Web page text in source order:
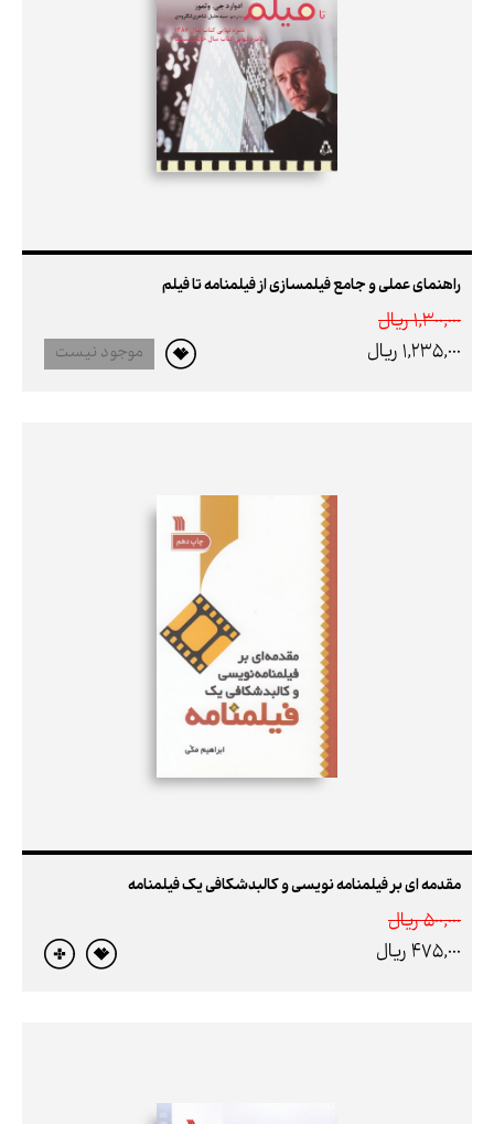
راهنمای عملی و جامع فیلمسازی از فیلمنامه تا فیلم
1,300,000 ريال
1,235,000 ريال
موجود نیست
مقدمه ای بر فیلمنامه نویسی و کالبدشکافی یک فیلمنامه
500,000 ريال
475,000 ريال